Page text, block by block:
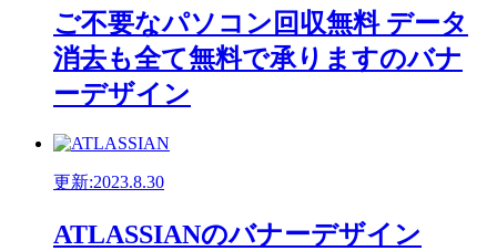
ご不要なパソコン回収無料 データ
消去も全て無料で承りますのバナ
ーデザイン
更新:2023.8.30
ATLASSIANのバナーデザイン